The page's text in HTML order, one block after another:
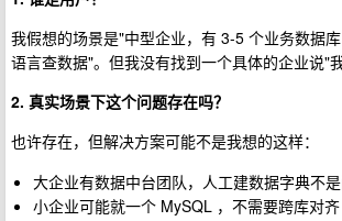
我假想的场景是"中型企业，有 3-5 个业务数据
语言查数据"。但我没有找到一个具体的企业说"
2. 真实场景下这个问题存在吗？
也许存在，但解决方案可能不是我想的这样：
大企业有数据中台团队，人工建数据字典不
小企业可能就一个 MySQL ，不需要跨库对齐